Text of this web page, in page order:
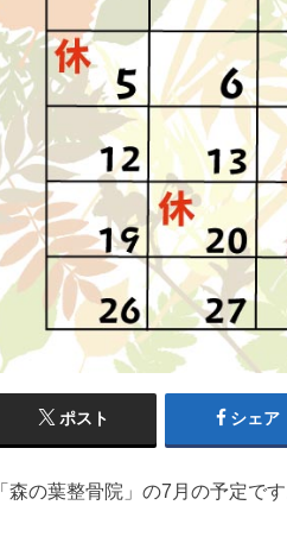
ポスト シェア
「森の葉整骨院」の7月の予定です